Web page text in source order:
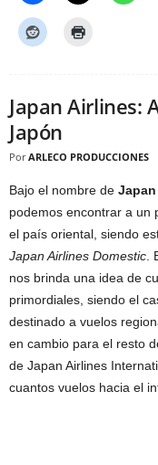
Japan Airlines:
Japón
Por ARLECO PRODUCCIONES
Bajo el nombre de
podemos encontrar a un
el país oriental, siendo
Japan Airlines Domestic
nos brinda una idea de
primordiales, siendo el
destinado a vuelos
en cambio para el resto
de Japan Airlines
cuantos vuelos hacia el